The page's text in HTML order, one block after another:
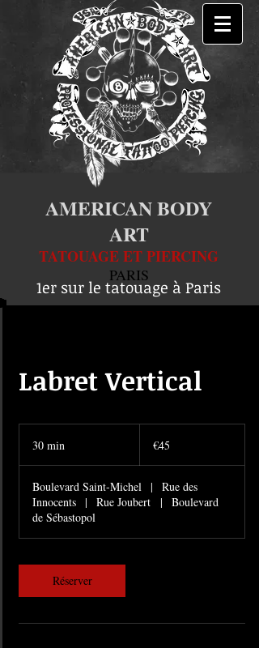
AMERICAN BODY
ART
TATOUAGE ET PIERCING
PARIS
1er sur le tatouage à Paris
Labret Vertical
30 min
i
n
€45
Boulevard Saint-Michel |
Rue des
Innocents
| Rue Joubert |
Boulevard
de Sébastopol
Réserver